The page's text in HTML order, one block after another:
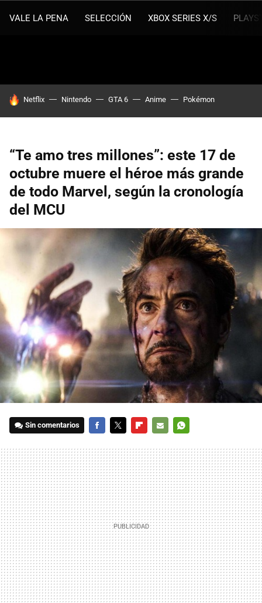
VALE LA PENA SELECCIÓN XBOX SERIES X/S
HOY SE HABLA DE
Netflix Nintendo GTA 6 Anime Pokémon
“Te amo tres millones”: este 17 de
octubre muere el héroe más grande
de todo Marvel, según la cronología
del MCU
Sin comentarios
MAIL